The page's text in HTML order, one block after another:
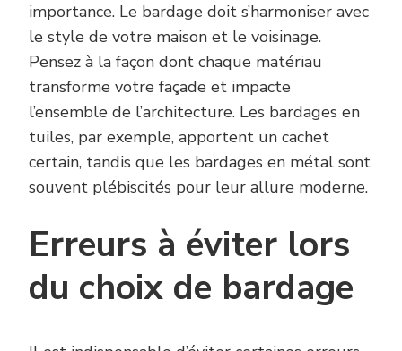
importance. Le bardage doit s’harmoniser avec
le style de votre maison et le voisinage.
Pensez à la façon dont chaque matériau
transforme votre façade et impacte
l’ensemble de l’architecture. Les bardages en
tuiles, par exemple, apportent un cachet
certain, tandis que les bardages en métal sont
souvent plébiscités pour leur allure moderne.
Erreurs à éviter lors
du choix de bardage